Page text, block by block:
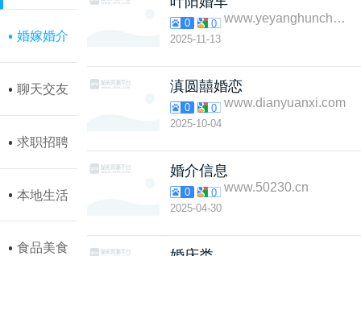
婚嫁婚介
聊天交友
求职招聘
本地生活
食品美食
0 0 www.yeyanghunche.com
2025-11-13
滇圆囍婚恋
0 0 www.dianyuanxi.com
2025-10-04
婚介信息
0 0 www.50230.cn
2025-04-30
婚庆类